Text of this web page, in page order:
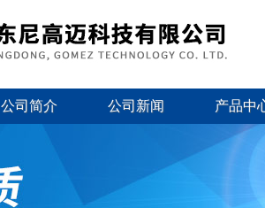
公司简介 公司新闻 产品中